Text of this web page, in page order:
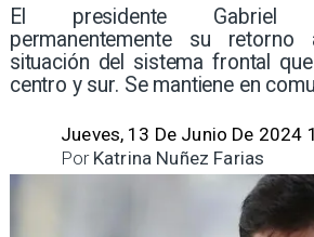
El presidente Gabriel
permanentemente su
situación del sistema frontal
centro y sur. Se mantiene en
Jueves, 13 De Junio De 2024
Katrina Nuñez Farias
Por